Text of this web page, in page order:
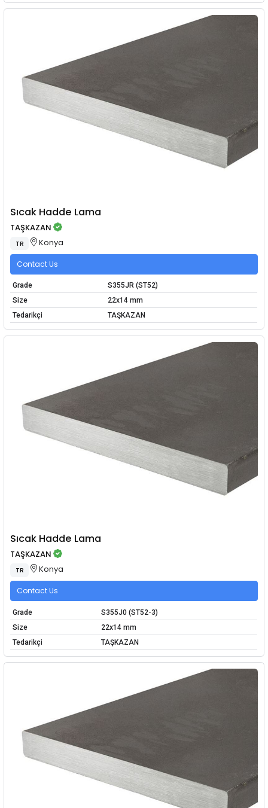
Sıcak Hadde Lama
TAŞKAZAN
TR Konya
Contact Us
Grade
S355JR (ST52)
Size
22x14 mm
Tedarikçi
TAŞKAZAN
Sıcak Hadde Lama
TAŞKAZAN
TR Konya
Contact Us
Grade
S355J0 (ST52-3)
Size
22x14 mm
Tedarikçi
TAŞKAZAN